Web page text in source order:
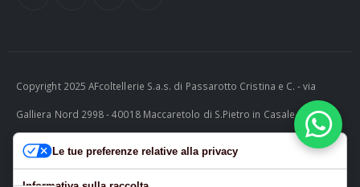
Copyright 2025 AFcoltellerie S.a.s. di Passarotto Cristina e C. - via
Galliera Nord 2998 - 40018 Maccaretolo di S.Pietro in Casale (BO) -
ITALY P.I. 04230081202 | tel. +39 051 811732 | e-mail:
info@afcoltellerie.com -- Powered by Cosmobile Srl
Le tue preferenze relative alla privacy